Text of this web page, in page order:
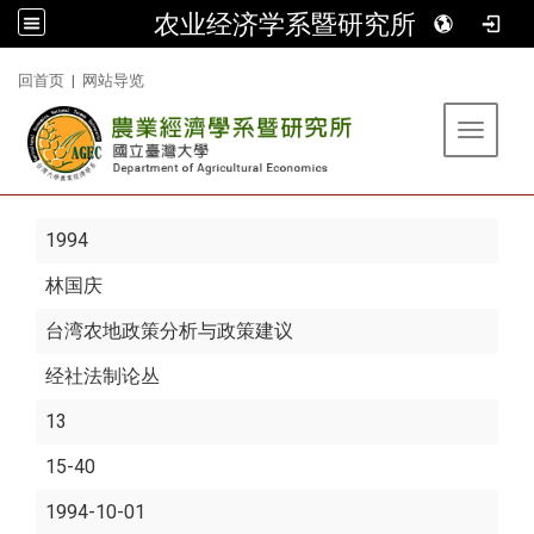
农业经济学系暨研究所
回首页 | 网站导览
Toggle
1994
林国庆
台湾农地政策分析与政策建议
经社法制论丛
13
15-40
1994-10-01